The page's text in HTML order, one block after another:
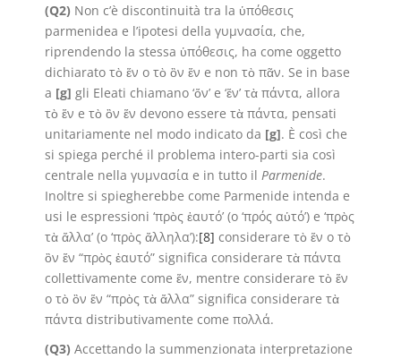
(Q2) Non c’è discontinuità tra la ὑπόθεσις
parmenidea e l’ipotesi della γυμνασία, che,
riprendendo la stessa ὑπόθεσις, ha come oggetto
dichiarato τὸ ἕν o τὸ ὂν ἕν e non τὸ πᾶν. Se in base
a [g] gli Eleati chiamano ‘ὄν’ e ‘ἕν’ τὰ πάντα, allora
τὸ ἕν e τὸ ὂν ἕν devono essere τὰ πάντα, pensati
unitariamente nel modo indicato da [g]. È così che
si spiega perché il problema intero-parti sia così
centrale nella γυμνασία e in tutto il Parmenide.
Inoltre si spiegherebbe come Parmenide intenda e
usi le espressioni ‘πρὸς ἑαυτό’ (o ‘πρός αὑτό’) e ‘πρὸς
τὰ ἄλλα’ (o ‘πρὸς ἄλληλα’):[8] considerare τὸ ἕν o τὸ
ὂν ἕν “πρὸς ἑαυτό” significa considerare τὰ πάντα
collettivamente come ἕν, mentre considerare τὸ ἕν
o τὸ ὂν ἕν “πρὸς τὰ ἄλλα” significa considerare τὰ
πάντα distributivamente come πολλά.
(Q3) Accettando la summenzionata interpretazione